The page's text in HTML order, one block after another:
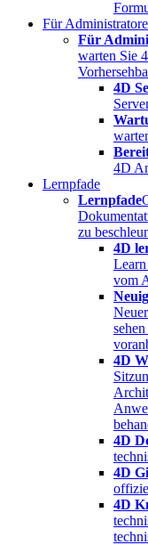
Für
Für
warten Sie
4D
4D
Lernpfade
Lernpfade
zu
4D
vom
4D
4D
4D
4D